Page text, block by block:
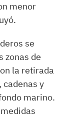
menor
se
zonas de
la retirada
cadenas y
marino.